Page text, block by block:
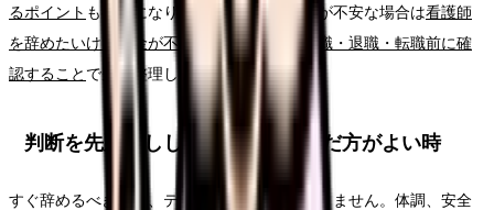
るポイント も参考になります。給与や生活費が不安な場合は看護師
を辞めたいけどお金が不安な時の考え方｜休職・退職・転職前に確
認すること で先に整理してください。
判断を先延ばししてよい時・急いだ方がよい時
すぐ辞めるべきかは、テーマ名だけでは決まりません。体調、安全